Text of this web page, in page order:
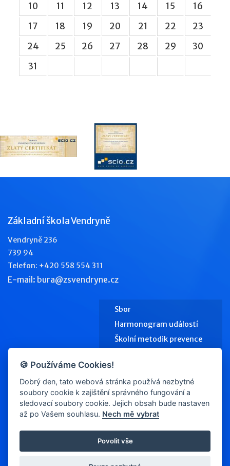
10
11 12 13 14 15
16
17
18 19 20 21 22
23
24
25 26 27 28 29
30
31
Základní škola Vendryně
Vendryně 236
739 94
Telefon: +420 558 554 311
E-mail: bura@zsvendryne.cz
Sbor
Harmonogram událostí
Školní metodik prevence
Kontakty
🍪 Používáme Cookies!
Dobrý den, tato webová stránka používá nezbytné
soubory cookie k zajištění správného fungování a
sledovací soubory cookie. Jejich obsah bude nastaven
až po Vašem souhlasu. Nech mě vybrat
Povolit vše